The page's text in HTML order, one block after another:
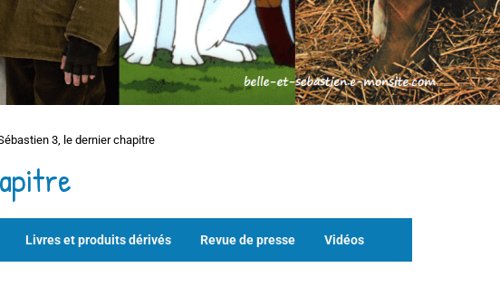
3, le dernier chapitre
Livres et produits dérivés Revue de presse Vidéos